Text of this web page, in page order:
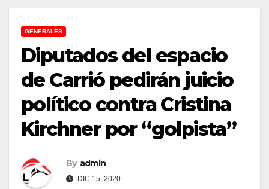
GENERALES
Diputados del espacio
de Carrió pedirán juicio
político contra Cristina
Kirchner por “golpista”
By admin
DIC 15, 2020